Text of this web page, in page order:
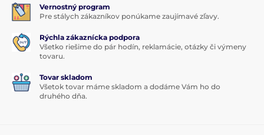
Vernostný program
Pre stálych zákazníkov ponúkame zaujímavé zľavy.
Rýchla zákaznícka podpora
Všetko riešime do pár hodín, reklamácie, otázky či výmeny
tovaru.
Tovar skladom
Všetok tovar máme skladom a dodáme Vám ho do
druhého dňa.